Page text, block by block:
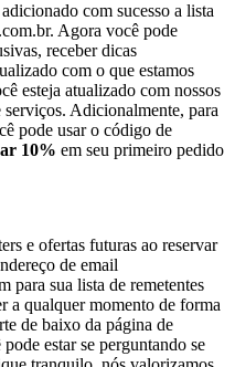
com sucesso a lista
Agora você pode
receber dicas
com o que estamos
esteja atualizado com nossos
serviços. Adicionalmente, para
pode usar o código de
10% em seu primeiro pedido
e ofertas futuras ao reservar
de email
para sua lista de remetentes
a qualquer momento de forma
de baixo da página de
estar se perguntando se